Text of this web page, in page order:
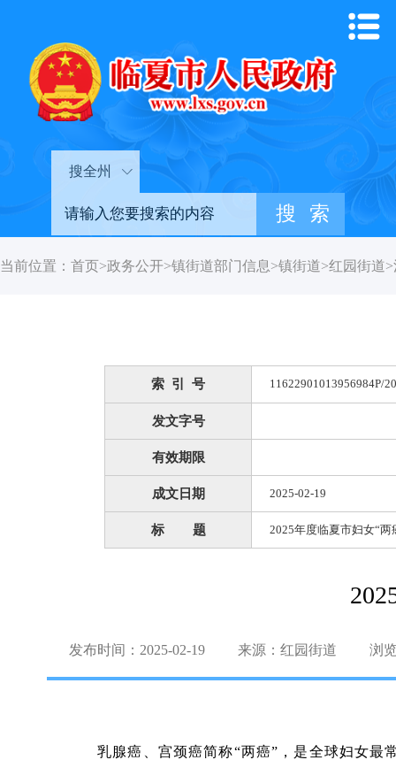
搜全州
当前位置： 首页>政务公开>镇街道部门信息>镇街道>红园街道>
索 引 号 11622901013956984P/
发文字号
有效期限
成文日期 2025-02-19
标 题 2025年度临夏市妇女“
发布时间：2025-02-19 来源：红园街道 浏
乳腺癌、宫颈癌简称“两癌”，是全球妇女最